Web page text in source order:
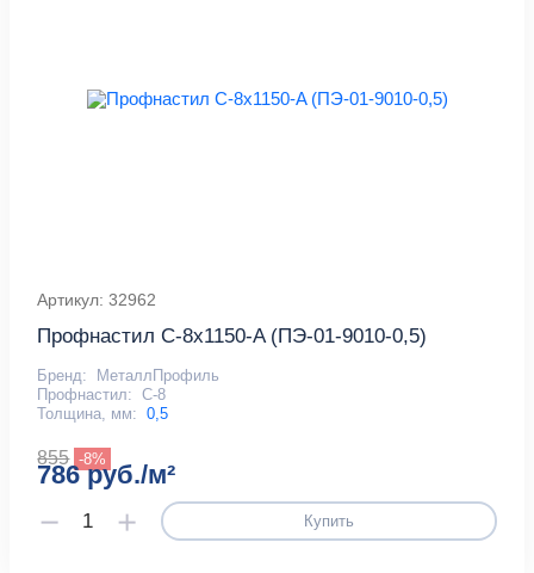
Артикул: 32962
Профнастил С-8x1150-A (ПЭ-01-9010-0,5)
Бренд:
МеталлПрофиль
Профнастил: С-8
Толщина, мм: 0,5
855 -8%
786 руб./м²
Купить